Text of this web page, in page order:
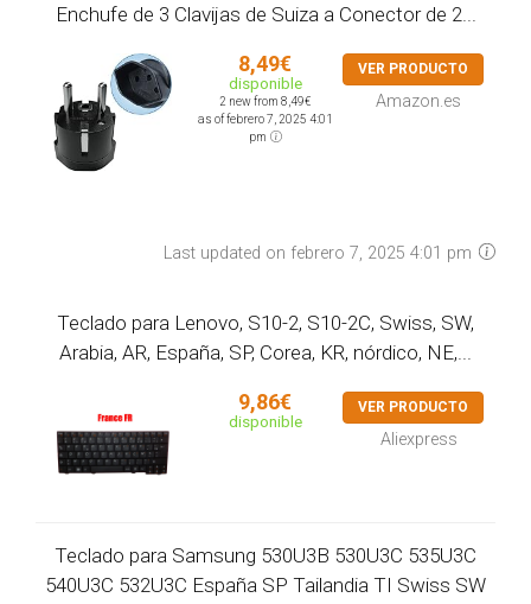
Enchufe de 3 Clavijas de Suiza a Conector de 2...
8,49€
disponible
2 new from 8,49€
as of febrero 7, 2025 4:01
pm
VER PRODUCTO
Amazon.es
Last updated on febrero 7, 2025 4:01 pm
Teclado para Lenovo, S10-2, S10-2C, Swiss, SW,
Arabia, AR, España, SP, Corea, KR, nórdico, NE,...
9,86€
disponible
VER PRODUCTO
Aliexpress
Teclado para Samsung 530U3B 530U3C 535U3C
540U3C 532U3C España SP Tailandia TI Swiss SW